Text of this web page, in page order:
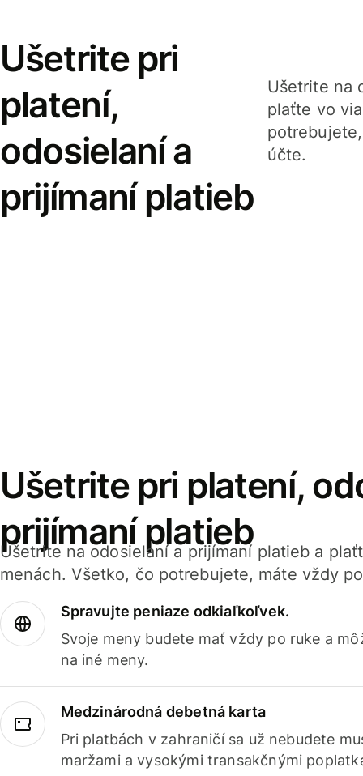
Ušetrite pri
platení,
odosielaní a
prijímaní platieb
Ušetrite na
plaťte vo
účte.
Ušetrite pri platení,
prijímaní platieb
Ušetrite na odosielaní a prijímaní platieb a
menách. Všetko, čo potrebujete, máte vždy
Spravujte peniaze odkiaľkoľvek.
Svoje meny budete mať vždy po ruke a
na iné meny.
Medzinárodná debetná karta
Pri platbách v zahraničí sa už nebudete
maržami a vysokými transakčnými